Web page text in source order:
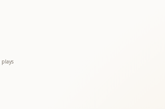
plays